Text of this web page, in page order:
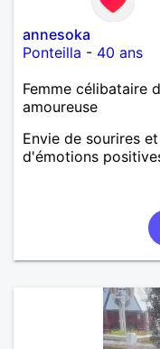
annesoka
Ponteilla - 40 ans
Femme célibataire
amoureuse
Envie de sourires
d'émotions